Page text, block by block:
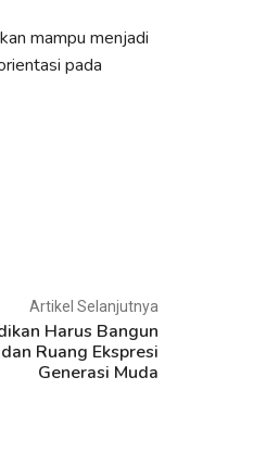
mampu menjadi
pada
Artikel Selanjutnya
Harus Bangun
Ruang Ekspresi
Generasi Muda